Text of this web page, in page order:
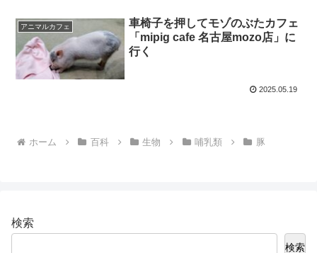
アニマルカフェ
車椅子を押してモゾのぶたカフェ
「mipig cafe 名古屋mozo店」に
行く
2025.05.19
ホーム 百科 生物 哺乳類 豚
検索
検索